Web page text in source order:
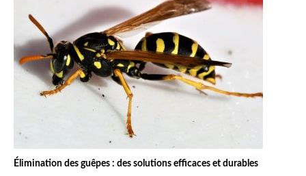
Élimination des guêpes : des solutions efficaces et durables